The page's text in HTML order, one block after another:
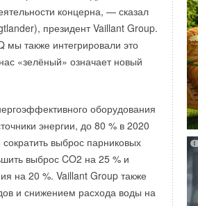
концерна, — сказал
президент Vaillant Group.
мы также интегрировали это
«зелёный» означает новый
оборудования
энергии, до 80 % в 2020
выброс парниковых
выброс CO2 на 25 % и
на 20 %. Vaillant Group также
и снижением расхода воды на
имеющихся мощностей при
фонда. Было отмечено, что
теплоснабжения
хозяйства Москвы
мощности
от схемы с
пункты (ЦТП) и перейти
тепловые пункты
проблема решается путем
насосных узлов